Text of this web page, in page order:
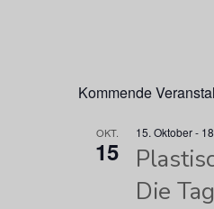
Kommende
OKT.
15
15. Oktober-
Die